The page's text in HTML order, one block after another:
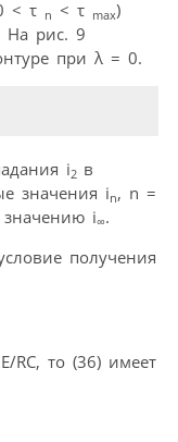
< τ n < τ max)
На рис. 9
при λ = 0.
i2 в
значения in, n =
i∞.
получения
RC, то (36) имеет